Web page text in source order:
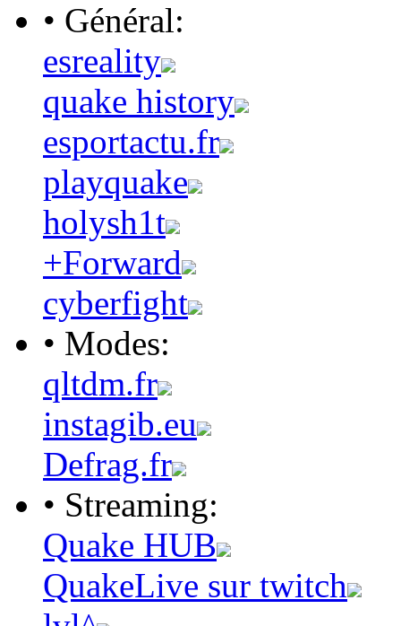
• Général:
esreality
quake history
esportactu.fr
playquake
holysh1t
+Forward
cyberfight
• Modes:
qltdm.fr
instagib.eu
Defrag.fr
• Streaming:
Quake HUB
QuakeLive sur twitch